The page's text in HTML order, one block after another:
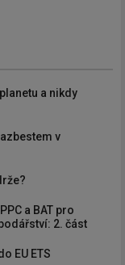
a nikdy
v
a BAT pro
2. část
EU ETS